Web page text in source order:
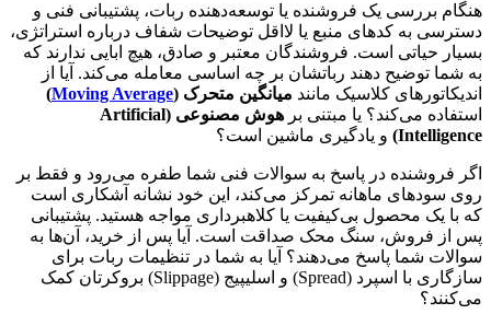
هنگام بررسی یک فروشنده یا توسعه‌دهنده ربات، پشتیبانی فنی و
دسترسی به کدهای منبع یا لااقل توضیحات شفاف درباره استراتژی،
بسیار حیاتی است. فروشندگان معتبر و صادق، هیچ ابایی ندارند که
به شما توضیح دهند رباتشان بر چه اساسی معامله می‌کند. آیا از
اندیکاتورهای کلاسیک مانند میانگین متحرک (Moving Average
)
استفاده می‌کند؟ یا مبتنی بر
هوش مصنوعی (Artificial
Intelligence) و یادگیری ماشین است؟
اگر فروشنده در پاسخ به سوالات فنی شما طفره می‌رود و فقط بر
روی سودهای ماهانه تمرکز می‌کند، این خود نشانه آشکاری است
که با یک محصول بی‌کیفیت یا کلاهبرداری مواجه هستید. پشتیبانی
پس از فروش، سنگ محک صداقت است. آیا پس از خرید، آن‌ها به
سوالات شما پاسخ می‌دهند؟ آیا به شما در تنظیمات ربات برای
سازگاری با اسپرد (Spread) و اسلیپیج (Slippage) بروکرتان کمک
می‌کنند؟